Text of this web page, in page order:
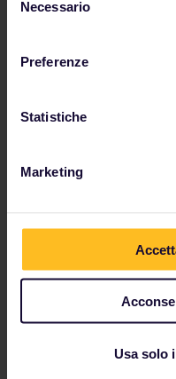
delNecessario
Preferenze
Statistiche
Marketing
Usa solo
Da Trondheim a Bodo
Tempo di